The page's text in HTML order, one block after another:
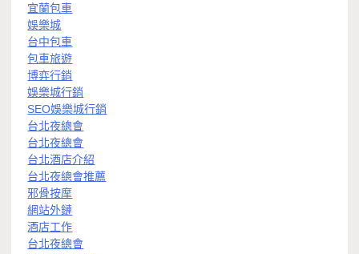
宜蘭包車
娛樂城
台中包車
包車旅遊
博弈行銷
娛樂城行銷
SEO娛樂城行銷
台北夜總會
台北夜總會
台北酒店介紹
台北夜總會推薦
邪骨按摩
網站外鏈
酒店工作
台北夜總會